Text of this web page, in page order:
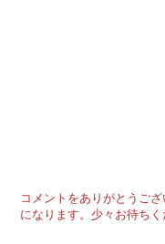
コメントをありがとうご
になります。少々お待ち